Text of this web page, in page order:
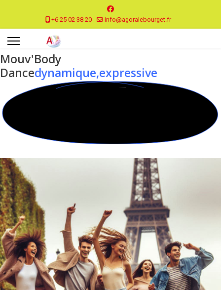
+6 25 02 38 20 info@agoralebourget.fr
Mouv'Body
Dancedynamique,expressive